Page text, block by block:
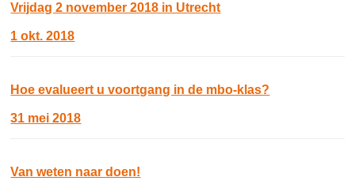
Vrijdag 2 november 2018 in Utrecht
1 okt. 2018
Hoe evalueert u voortgang in de mbo-klas?
31 mei 2018
Van weten naar doen!